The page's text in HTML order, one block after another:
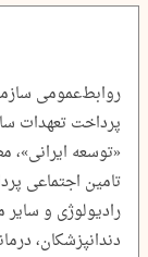
روابط‌عمومی
پرداخت تعهدات
«توسعه
تامین اجتماعی
رادیولوژی و سایر
دندانپزشکان،